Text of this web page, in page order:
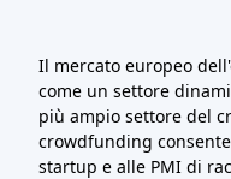
Il mercato europeo
come un settore
più ampio settore del
crowdfunding
startup e alle PMI di